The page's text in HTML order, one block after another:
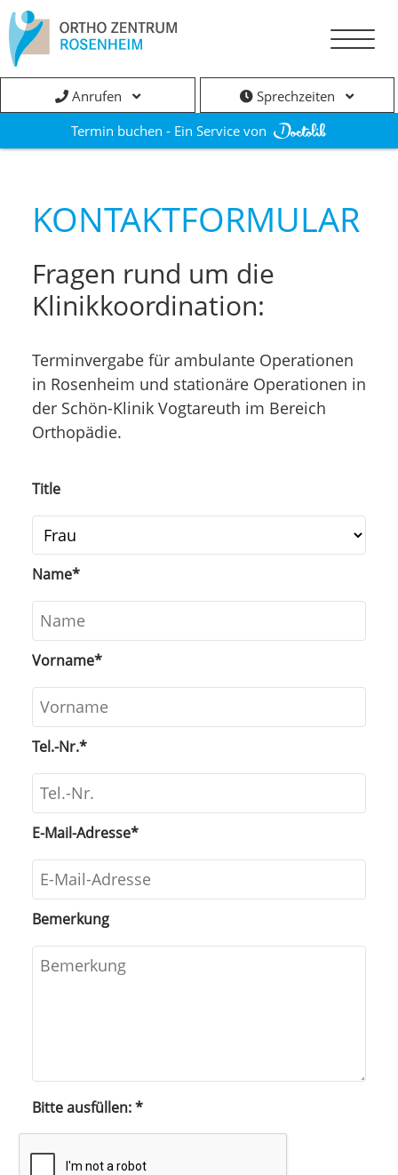
Anrufen
Sprechzeiten
Termin buchen - Ein Service von
KONTAKTFORMULAR
Fragen rund um die
Klinikkoordination:
Terminvergabe für ambulante Operationen
in Rosenheim und stationäre Operationen in
der Schön-Klinik Vogtareuth im Bereich
Orthopädie.
Title
Name*
Vorname*
Tel.-Nr.*
E-Mail-Adresse*
Bemerkung
Bitte ausfüllen:*